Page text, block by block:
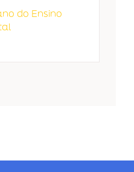
do Ensino